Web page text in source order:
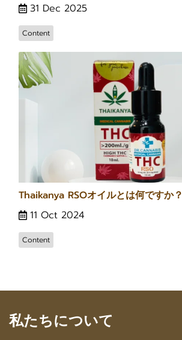
31 Dec 2025
Content
Thaikanya RSOオイルとは何ですか？
11 Oct 2024
Content
私たちについて